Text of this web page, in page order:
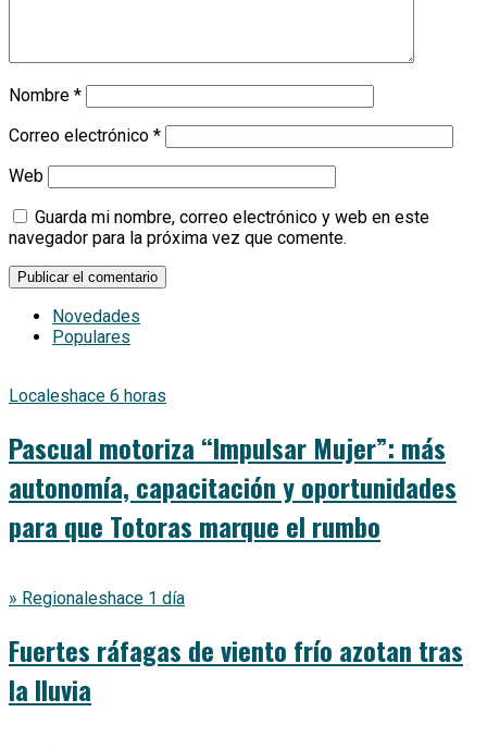
Nombre *
Correo electrónico *
Web
Guarda mi nombre, correo electrónico y web en este
navegador para la próxima vez que comente.
Novedades
Populares
Localeshace 6 horas
Pascual motoriza “Impulsar Mujer”: más
autonomía, capacitación y oportunidades
para que Totoras marque el rumbo
» Regionaleshace 1 día
Fuertes ráfagas de viento frío azotan tras
la lluvia